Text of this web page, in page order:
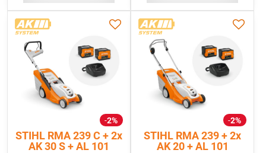
2%
STIHL RMA 239 C + 2x
AK 30 S + AL 101
2%
STIHL RMA 239 + 2x
AK 20 + AL 101